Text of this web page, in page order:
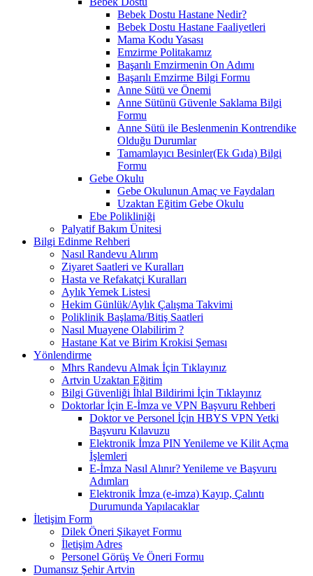
Bebek Dostu Hastane Nedir?
Bebek Dostu Hastane Faaliyetleri
Mama Kodu Yasası
Emzirme Politakamız
Başarılı Emzirmenin On Adımı
Başarılı Emzirme Bilgi Formu
Anne Sütü ve Önemi
Anne Sütünü Güvenle Saklama Bilgi
Formu
Anne Sütü ile Beslenmenin Kontrendike
Olduğu Durumlar
Tamamlayıcı Besinler(Ek Gıda) Bilgi
Formu
Gebe Okulu
Gebe Okulunun Amaç ve Faydaları
Uzaktan Eğitim Gebe Okulu
Ebe Polikliniği
Palyatif Bakım Ünitesi
Bilgi Edinme Rehberi
Nasıl Randevu Alırım
Ziyaret Saatleri ve Kuralları
Hasta ve Refakatçi Kuralları
Aylık Yemek Listesi
Hekim Günlük/Aylık Çalışma Takvimi
Poliklinik Başlama/Bitiş Saatleri
Nasıl Muayene Olabilirim ?
Hastane Kat ve Birim Krokisi Şeması
Yönlendirme
Mhrs Randevu Almak İçin Tıklayınız
Artvin Uzaktan Eğitim
Bilgi Güvenliği İhlal Bildirimi İçin Tıklayınız
Doktorlar İçin E-İmza ve VPN Başvuru Rehberi
Doktor ve Personel İçin HBYS VPN Yetki
Başvuru Kılavuzu
Elektronik İmza PIN Yenileme ve Kilit Açma
İşlemleri
E-İmza Nasıl Alınır? Yenileme ve Başvuru
Adımları
Elektronik İmza (e-imza) Kayıp, Çalıntı
Durumunda Yapılacaklar
İletişim Form
Dilek Öneri Şikayet Formu
İletişim Adres
Personel Görüş Ve Öneri Formu
Dumansız Şehir Artvin